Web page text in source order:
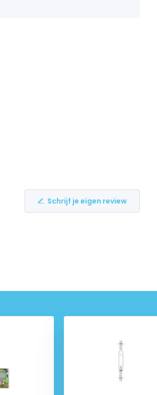
Schrijf je eigen review